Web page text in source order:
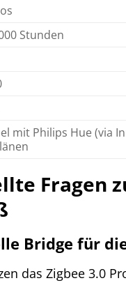
Stunden
mit Philips Hue (via
Fragen
Bridge für
das Zigbee 3.0